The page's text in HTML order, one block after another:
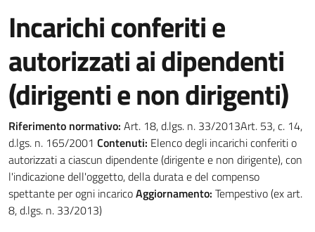
Incarichi conferiti e
autorizzati ai dipendenti
(dirigenti e non dirigenti)
Riferimento normativo: Art. 18, d.lgs. n. 33/2013Art. 53, c. 14,
d.lgs. n. 165/2001 Contenuti: Elenco degli incarichi conferiti o
autorizzati a ciascun dipendente (dirigente e non dirigente), con
l'indicazione dell'oggetto, della durata e del compenso
spettante per ogni incaricoAggiornamento: Tempestivo (ex art.
8, d.lgs. n. 33/2013)